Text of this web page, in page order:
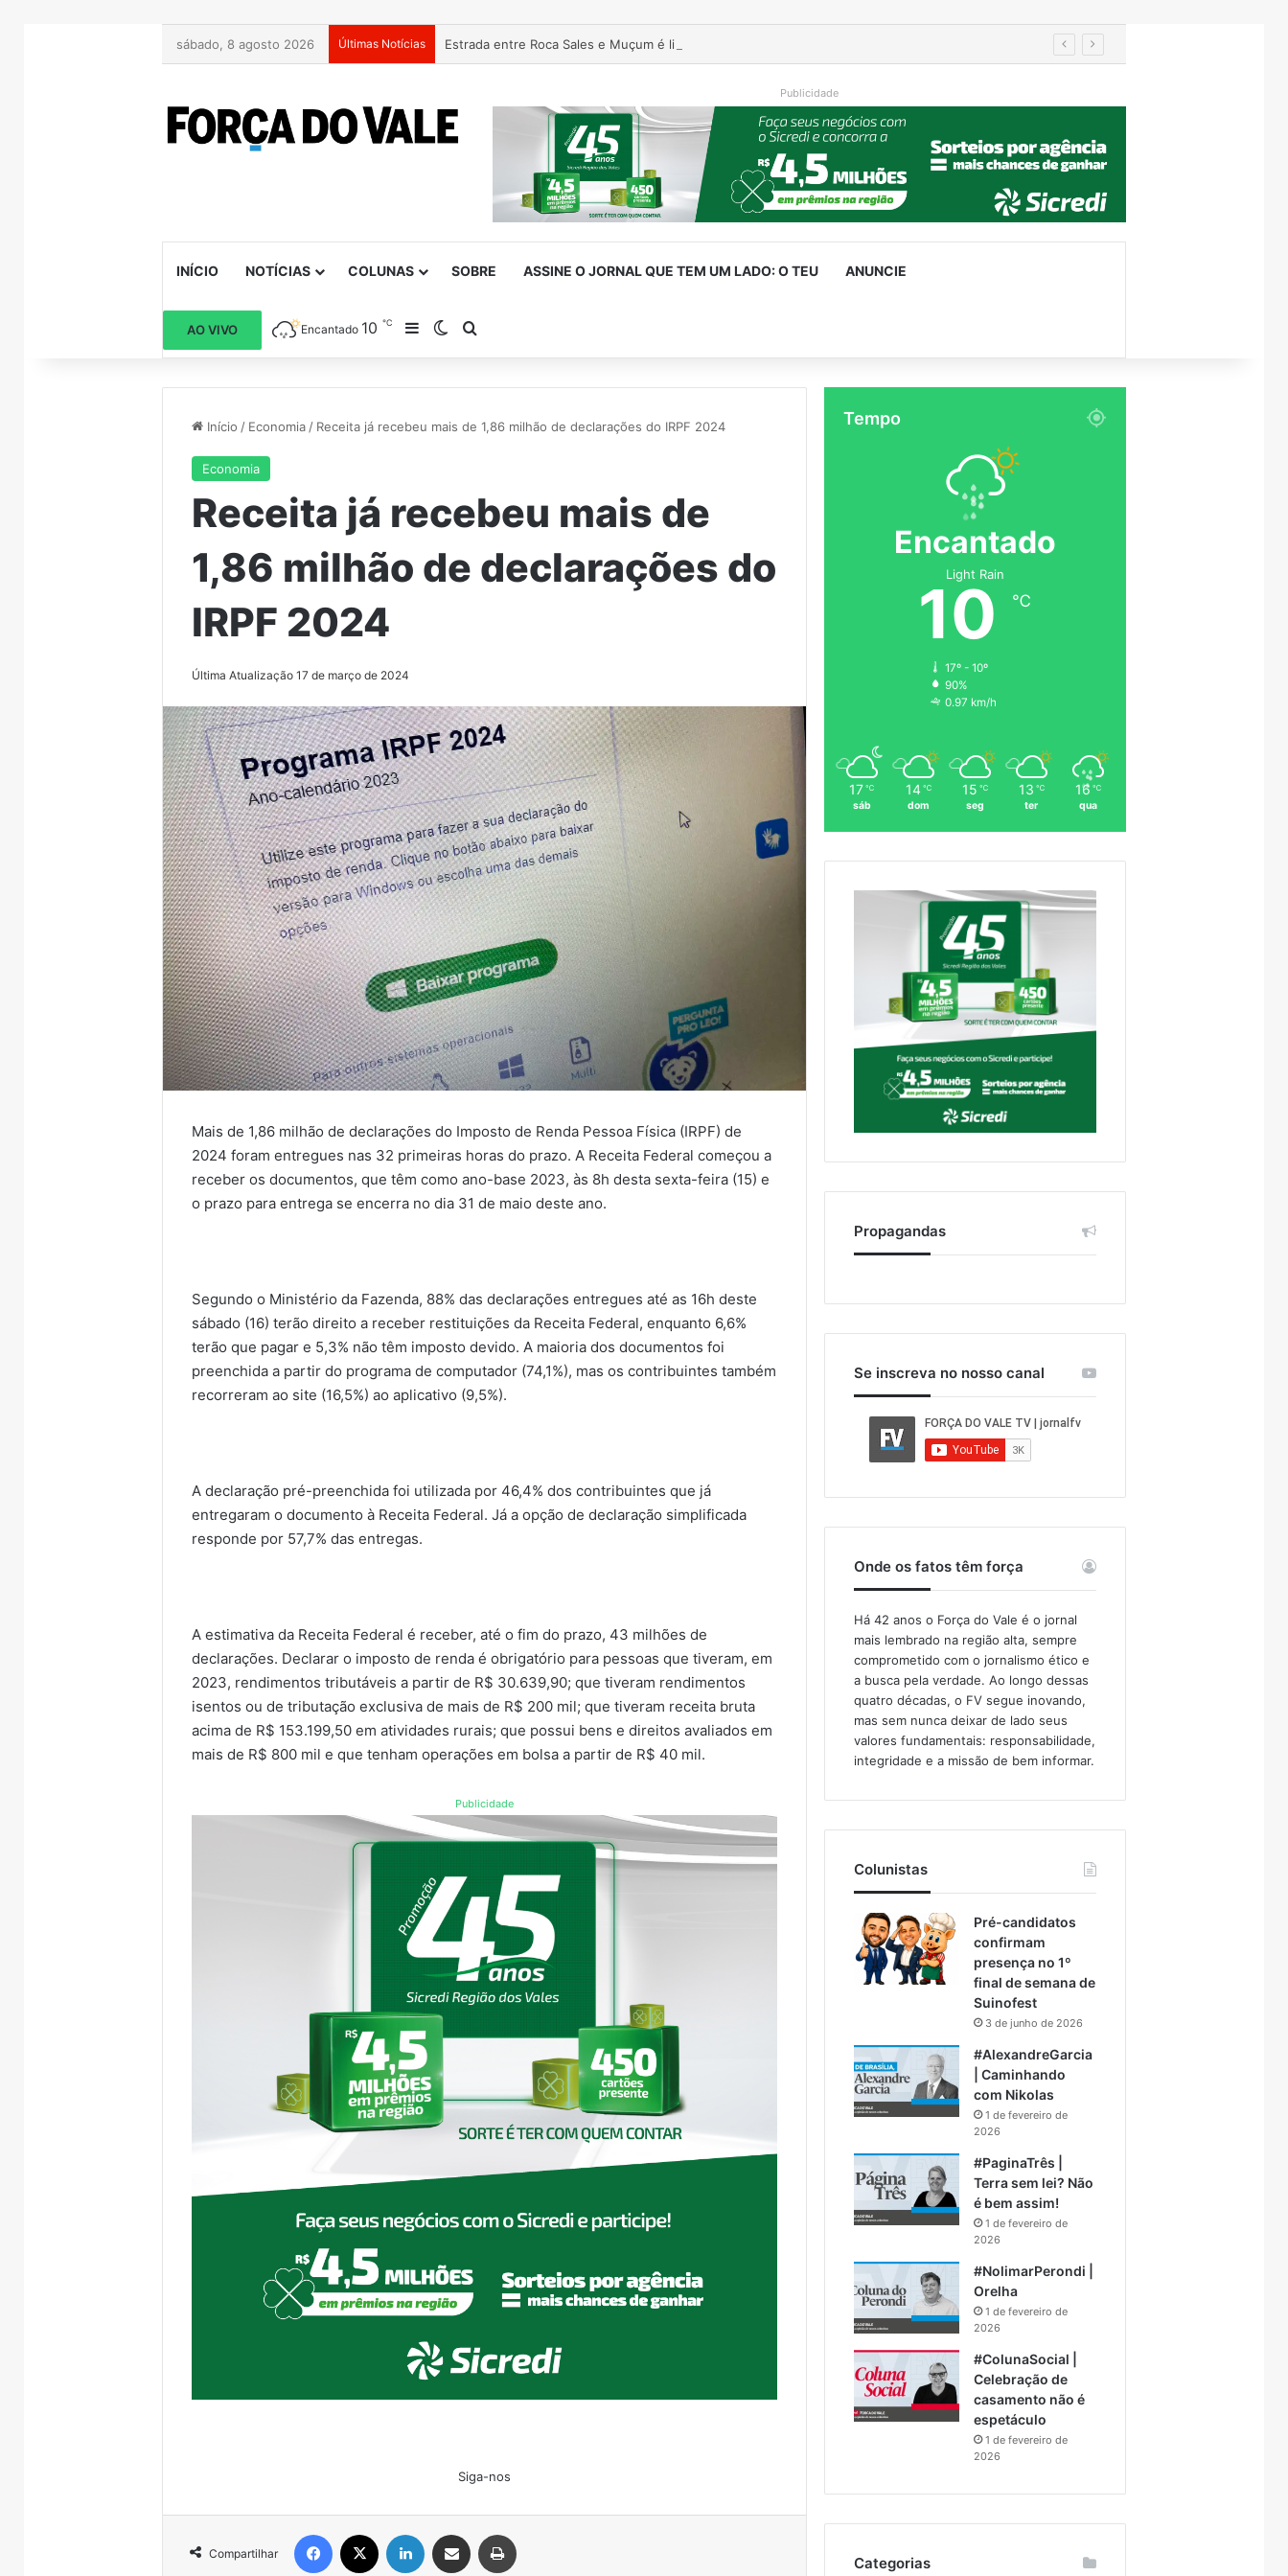
sábado, 8 agosto 2026 Últimas Notícias Estrada entre Roca Sales e Muçum é liberada após serviços de manutenção
Publicidade
INÍCIO NOTÍCIAS COLUNAS SOBRE ASSINE O JORNAL QUE TEM UM LADO: O TEU ANUNCIE
AO VIVO Encantado 10℃ Barra Lateral
Switch skin
Início / Economia / Receita já recebeu mais de 1,86 milhão de declarações do IRPF 2024
Economia
Receita já recebeu mais de
1,86 milhão de declarações do
IRPF 2024
Última Atualização 17 de março de 2024
Mais de 1,86 milhão de declarações do Imposto de Renda Pessoa Física (IRPF) de
2024 foram entregues nas 32 primeiras horas do prazo. A Receita Federal começou a
receber os documentos, que têm como ano-base 2023, às 8h desta sexta-feira (15) e
o prazo para entrega se encerra no dia 31 de maio deste ano.
Segundo o Ministério da Fazenda, 88% das declarações entregues até as 16h deste
sábado (16) terão direito a receber restituições da Receita Federal, enquanto 6,6%
terão que pagar e 5,3% não têm imposto devido. A maioria dos documentos foi
preenchida a partir do programa de computador (74,1%), mas os contribuintes também
recorreram ao site (16,5%) ao aplicativo (9,5%).
A declaração pré-preenchida foi utilizada por 46,4% dos contribuintes que já
entregaram o documento à Receita Federal. Já a opção de declaração simplificada
responde por 57,7% das entregas.
A estimativa da Receita Federal é receber, até o fim do prazo, 43 milhões de
declarações. Declarar o imposto de renda é obrigatório para pessoas que tiveram, em
2023, rendimentos tributáveis a partir de R$ 30.639,90; que tiveram rendimentos
isentos ou de tributação exclusiva de mais de R$ 200 mil; que tiveram receita bruta
acima de R$ 153.199,50 em atividades rurais; que possui bens e direitos avaliados em
mais de R$ 800 mil e que tenham operações em bolsa a partir de R$ 40 mil.
Publicidade
Siga-nos
Compartilhar
Facebook Linkedin Compartilhar via e-mail
Tempo
Encantado
Light Rain
10 ℃
17º - 10º
90%
0.97 km/h
17 ℃
sáb
14 ℃
dom
15 ℃
seg
13 ℃
ter
16 ℃
qua
Propagandas
Se inscreva no nosso canal
Onde os fatos têm força
Há 42 anos o Força do Vale é o jornal
mais lembrado na região alta, sempre
comprometido com o jornalismo ético e
a busca pela verdade. Ao longo dessas
quatro décadas, o FV segue inovando,
mas sem nunca deixar de lado seus
valores fundamentais: responsabilidade,
integridade e a missão de bem informar.​
Colunistas
Pré-candidatos
confirmam
presença no 1º
final de semana de
Suinofest
3 de junho de 2026
#AlexandreGarcia
| Caminhando
com Nikolas
1 de fevereiro de
2026
#PaginaTrês |
Terra sem lei? Não
é bem assim!
1 de fevereiro de
2026
#NolimarPerondi |
Orelha
1 de fevereiro de
2026
#ColunaSocial |
Celebração de
casamento não é
espetáculo
1 de fevereiro de
2026
Categorias